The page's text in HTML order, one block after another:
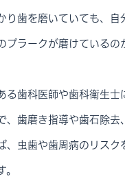
り歯を磨いていても、自
プラークが磨けているの
る歯科医師や歯科衛生士
、歯磨き指導や歯石除去
、虫歯や歯周病のリスク